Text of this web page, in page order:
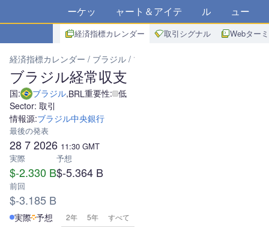
マーケット チャート＆アイデア アルゴ ニュース
経済指標カレンダー 取引シグナル Webター
経済指標カレンダー ブラジル ブラジル経常収支
ブラジル経常収支
国: ブラジル,BRL重要性: 低
Sector: 取引
情報源:ブラジル中央銀行
最後の発表
28 7 2026 11:30 GMT
実際
$-2.330 B
予想
$-5.364 B
前回
$-3.185 B
実際 予想 2年 5年 すべて